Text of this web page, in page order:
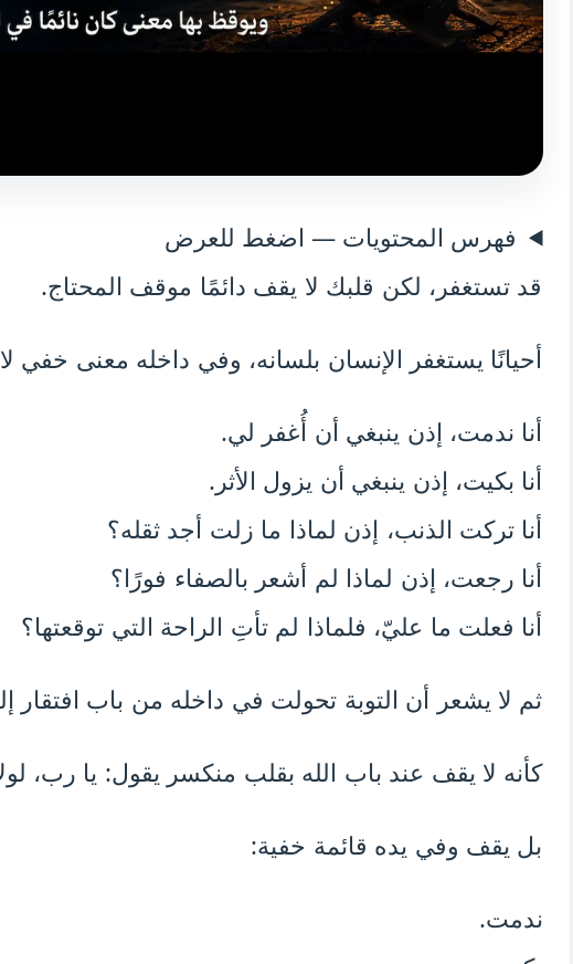
فهرس المحتويات — اضغط للعرض
قد تستغفر، لكن قلبك لا يقف دائمًا موقف المحتاج.
أحيانًا يستغفر الإنسان بلسانه، وفي داخله معنى خفي لا
أنا ندمت، إذن ينبغي أن أُغفر لي.
أنا بكيت، إذن ينبغي أن يزول الأثر.
أنا تركت الذنب، إذن لماذا ما زلت أجد ثقله؟
أنا رجعت، إذن لماذا لم أشعر بالصفاء فورًا؟
أنا فعلت ما عليّ، فلماذا لم تأتِ الراحة التي توقعتها؟
ثم لا يشعر أن التوبة تحولت في داخله من باب افتقار
كأنه لا يقف عند باب الله بقلب منكسر يقول: يا رب،
بل يقف وفي يده قائمة خفية:
ندمت.